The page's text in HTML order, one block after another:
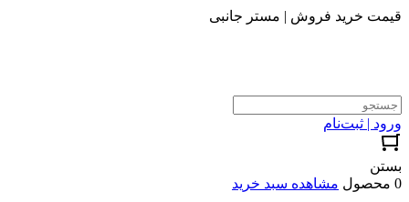
قیمت خرید فروش | مستر جانبی
ورود | ثبت‌نام
بستن
0 محصول
مشاهده سبد خرید